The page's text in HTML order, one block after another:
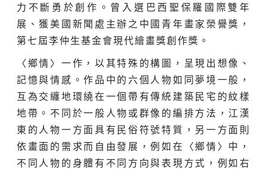
力不斷勇於創作。曾入選巴西聖保羅國際雙年
展、獲美國新聞處主辦之中國青年畫家榮譽獎，
第七屆李仲生基金會現代繪畫獎創作獎。
〈鄉情〉一作，以其特殊的構圖，呈現出想像、
記憶與情感。作品中的六個人物如同夢境一般，
互為交纏地環繞在一個帶有傳統建築民宅的紋樣
地帶。不同於一般人物或群像的編排方法，江漢
東的人物一方面具有民俗符號特質，另一方面則
依畫面的需求而自由發展，例如在〈鄉情〉中，
不同人物的身體有不同方向與表現方式，例如右